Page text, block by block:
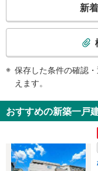
《車椅子対応》《ベビーキ
・改札内
・ＡＥＤ
検
知
を
け
取
る
新
保存した条件の確認
えます。
おすすめの新築一戸